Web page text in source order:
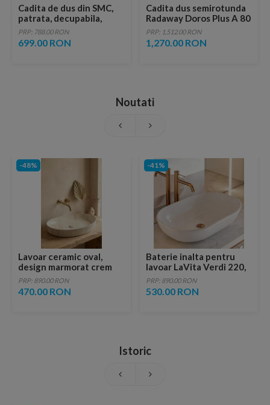
Cadita de dus din SMC,
patrata, decupabila,
80x80cm - Alba
PRP: 788.00 RON
699.00 RON
Cadita dus semirotunda
Radaway Doros Plus A 80
x 80 cm
PRP: 1,512.00 RON
1,270.00 RON
Noutati
-48%
Lavoar ceramic oval,
design marmorat crem
lucios cu vene aurii,
ventil inclus
PRP: 890.00 RON
470.00 RON
-41%
Baterie inalta pentru
lavoar LaVita Verdi 220,
fara ventil, brushed
copper
PRP: 890.00 RON
530.00 RON
Istoric